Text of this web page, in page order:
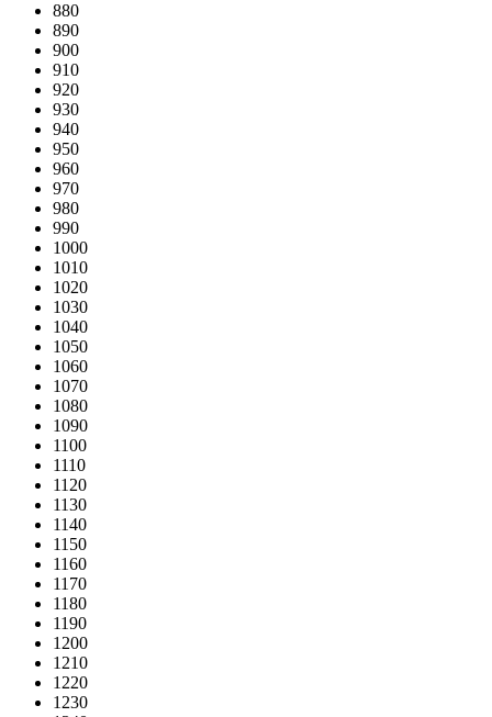
880
890
900
910
920
930
940
950
960
970
980
990
1000
1010
1020
1030
1040
1050
1060
1070
1080
1090
1100
1110
1120
1130
1140
1150
1160
1170
1180
1190
1200
1210
1220
1230